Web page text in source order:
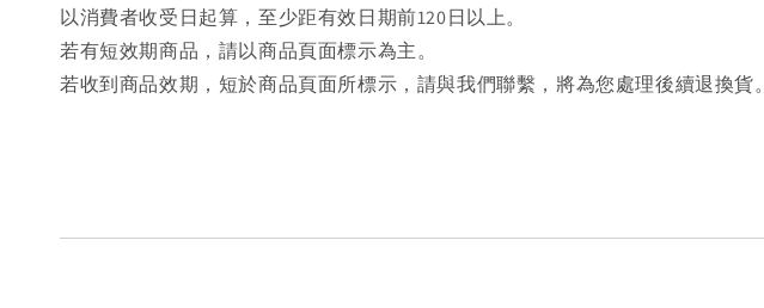
以消費者收受日起算，至少距有效日期前120日以上。
若有短效期商品，請以商品頁面標示為主。
若收到商品效期，短於商品頁面所標示，請與我們聯繫，將為您處理後續退換貨。